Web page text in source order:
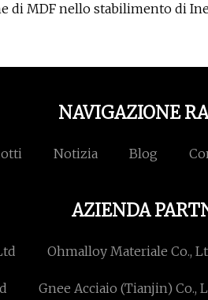
di MDF nello stabilimento di
NAVIGAZIONE
Notizia Blog
AZIENDA
Ohmalloy Materiale Co.,
Gnee Acciaio (Tianjin) Co.,